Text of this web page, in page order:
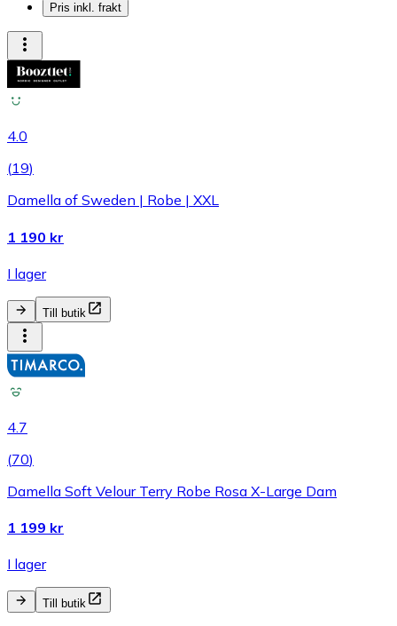
Pris inkl. frakt
4.0
(19)
Damella of Sweden | Robe | XXL
1 190 kr
I lager
Till butik
4.7
(70)
Damella Soft Velour Terry Robe Rosa X-Large Dam
1 199 kr
I lager
Till butik